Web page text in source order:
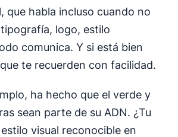
que habla incluso cuando no
logo, estilo
comunica. Y si está bien
te recuerden con facilidad.
ha hecho que el verde y
sean parte de su ADN. ¿Tu
visual reconocible en